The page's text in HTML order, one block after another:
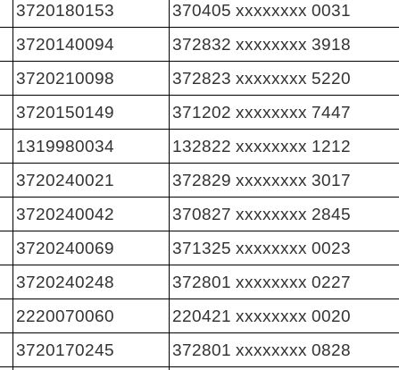
3720180153
370405 xxxxxxxx 0031
3720140094
372832 xxxxxxxx 3918
3720210098
372823 xxxxxxxx 5220
3720150149
371202 xxxxxxxx 7447
1319980034
132822 xxxxxxxx 1212
3720240021
372829 xxxxxxxx 3017
3720240042
370827 xxxxxxxx 2845
3720240069
371325 xxxxxxxx 0023
3720240248
372801 xxxxxxxx 0227
2220070060
220421 xxxxxxxx 0020
3720170245 372801 xxxxxxxx 0828